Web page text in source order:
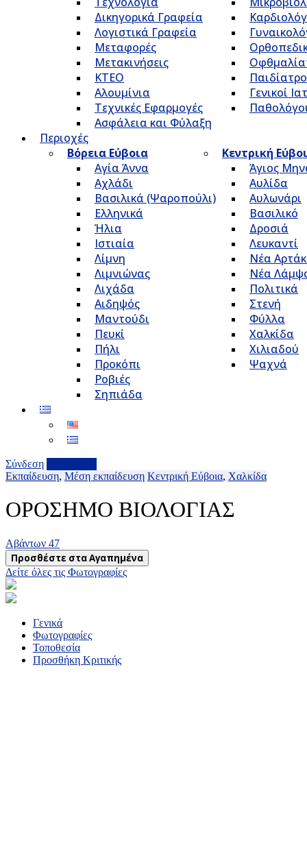
Δικηγορικά Γραφεία
Λογιστικά Γραφεία
Μεταφορές
Μετακινήσεις
ΚΤΕΟ
Αλουμίνια
Τεχνικές Εφαρμογές
Ασφάλεια και Φύλαξη
Γενικοί
Περιοχές
Βόρεια Εύβοια
Αγία Άννα
Αχλάδι
Βασιλικά (Ψαροπούλι)
Ελληνικά
Ήλια
Ιστιαία
Λίμνη
Λιμνιώνας
Λιχάδα
Αιδηψός
Μαντούδι
Πευκί
Πήλι
Προκόπι
Ροβιές
Σηπιάδα
Κεντρική
Άγιος
Αυλίδα
Αυλωνάρι
Βασιλικό
Δροσιά
Λευκαντί
Νέα
Νέα
Πολιτικά
Στενή
Φύλλα
Χαλκίδα
Χιλιαδού
Ψαχνά
Σύνδεση
Εκπαίδευση, Μέση εκπαίδευση Κεντρική Εύβοια, Χαλκίδα
ΟΡΟΣΗΜΟ ΒΙΟΛΟΓΙΑΣ
Αβάντων 47
Προσθέστε στα Αγαπημένα
Δείτε όλες τις Φωτογραφίες
Γενικά
Φωτογραφίες
Τοποθεσία
Προσθήκη Κριτικής